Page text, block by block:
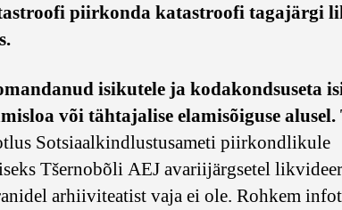
piirkonda katastroofi tagajärgi
isikutele ja kodakondsuseta
või tähtajalise elamisõiguse alusel.
Sotsiaalkindlustusameti piirkondlikule
Tšernobõli AEJ avariijärgsetel
arhiiviteatist vaja ei ole. Rohkem